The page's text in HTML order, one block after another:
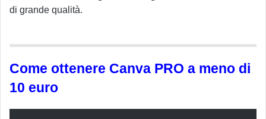
di grande qualità.
Come ottenere Canva PRO a meno di
10 euro